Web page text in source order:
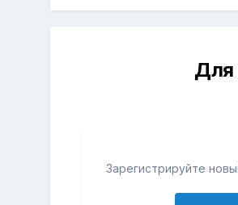
Для
Зарегистрируйте